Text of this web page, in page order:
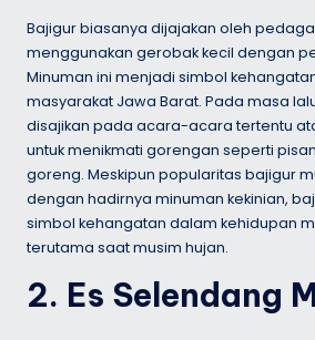
Bajigur biasanya dijajakan oleh
menggunakan gerobak kecil dengan
Minuman ini menjadi simbol
masyarakat Jawa Barat. Pada masa
disajikan pada acara-acara tertentu
untuk menikmati gorengan seperti
goreng. Meskipun popularitas bajigur
dengan hadirnya minuman kekinian,
simbol kehangatan dalam kehidupan
terutama saat musim hujan.
2. Es Selendang